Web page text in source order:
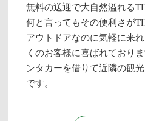
無料の送迎で大自然溢れる
何と言ってもその便利さが
アウトドアなのに気軽に来
くのお客様に喜ばれており
ンタカーを借りて近隣の観
です。